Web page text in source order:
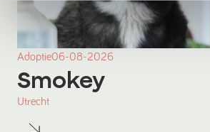
Adoptie06-08-2026
Smokey
Utrecht